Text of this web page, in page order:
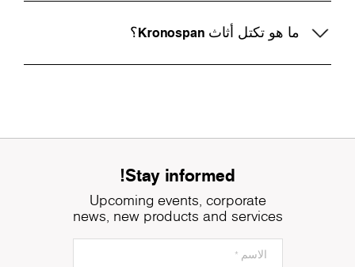
ما هو تكتل أثاث Kronospan؟
Stay informed!
Upcoming events, corporate
news, new products and services